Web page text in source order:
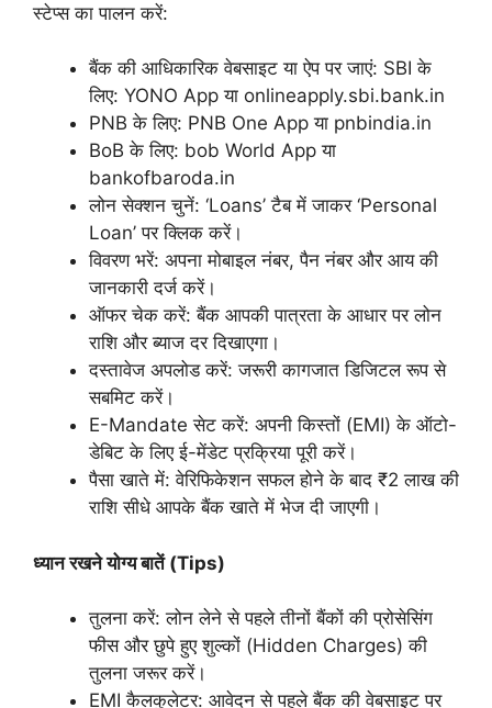
स्टेप्स का पालन करें:
बैंक की आधिकारिक वेबसाइट या ऐप पर जाएं: SBI के
लिए: YONO App या onlineapply.sbi.bank.in
PNB के लिए: PNB One App या pnbindia.in
BoB के लिए: bob World App या
bankofbaroda.in
लोन सेक्शन चुनें: ‘Loans’ टैब में जाकर ‘Personal
Loan’ पर क्लिक करें।
विवरण भरें: अपना मोबाइल नंबर, पैन नंबर और आय की
जानकारी दर्ज करें।
ऑफर चेक करें: बैंक आपकी पात्रता के आधार पर लोन
राशि और ब्याज दर दिखाएगा।
दस्तावेज अपलोड करें: जरूरी कागजात डिजिटल रूप से
सबमिट करें।
E-Mandate सेट करें: अपनी किस्तों (EMI) के ऑटो-
डेबिट के लिए ई-मेंडेट प्रक्रिया पूरी करें।
पैसा खाते में: वेरिफिकेशन सफल होने के बाद ₹2 लाख की
राशि सीधे आपके बैंक खाते में भेज दी जाएगी।
ध्यान रखने योग्य बातें (Tips)
तुलना करें: लोन लेने से पहले तीनों बैंकों की प्रोसेसिंग
फीस और छुपे हुए शुल्कों (Hidden Charges) की
तुलना जरूर करें।
EMI कैलकुलेटर: आवेदन से पहले बैंक की वेबसाइट पर